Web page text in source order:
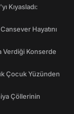
Kıyasladı:
Hayatını
Verdiği Konserde
Çocuk Yüzünden
Çöllerinin